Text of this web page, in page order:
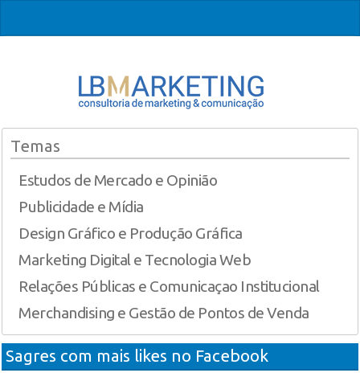
Temas
Estudos de Mercado e Opinião
Publicidade e Mídia
Design Gráfico e Produção Gráfica
Marketing Digital e Tecnologia Web
Relações Públicas e Comunicaçao Institucional
Merchandising e Gestão de Pontos de Venda
Sagres com mais likes no Facebook